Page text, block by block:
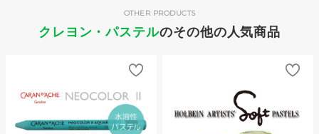
クレヨン・パステルのその他の人気商品
OTHER PRODUCTS